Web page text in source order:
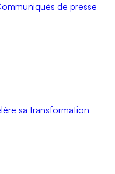
de presse
sa transformation